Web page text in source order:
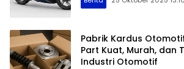
Pabrik Kardus
Part Kuat, Murah, dan
Industri Otomotif